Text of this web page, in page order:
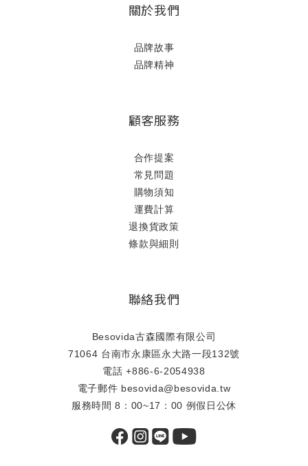
關於我們
品牌故事
品牌精神
顧客服務
合作提案
常見問題
購物須知
運費計算
退換貨政策
條款與細則
聯絡我們
Besovida古森國際有限公司
71064 台南市永康區永大路一段132號
電話 +886-6-2054938
電子郵件 besovida@besovida.tw
服務時間 8：00~17：00 例假日公休